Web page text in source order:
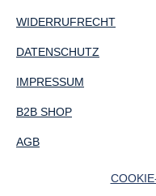
WIDERRUFRECHT
DATENSCHUTZ
IMPRESSUM
B2B SHOP
AGB